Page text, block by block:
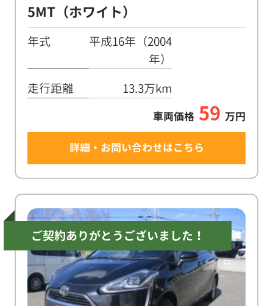
5MT（ホワイト）
年式
平成16年（2004
年）
走行距離
13.3万km
車両価格 59 万円
詳細・お問い合わせはこちら
ご契約ありがとうございました！